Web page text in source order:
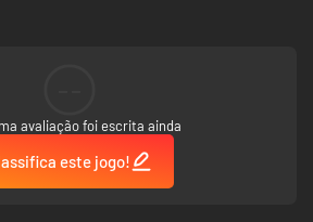
to cure animals: X-rays, bandages, a
become the best vet ever!
clinic to take advantage of the best
avaliação foi escrita ainda
este jogo!